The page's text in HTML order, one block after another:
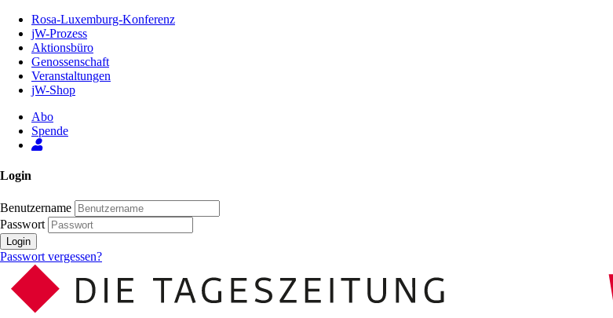
Inhalt
Seite
Rosa-Luxemburg-Konferenz
jW-Prozess
Aktionsbüro
Genossenschaft
Veranstaltungen
jW-Shop
Abo
Spende
Login
Benutzername
Passwort
Login
Passwort vergessen?